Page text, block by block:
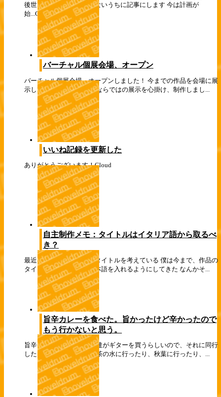
後世に伝えるべく、忘れないうちに記事にします 今は計画が
始...Cloud
バーチャル個展会場、オープン
バーチャル個展会場、オープンしました！ 今までの作品を会場に展
示しています メタバースならではの展示を心掛け、制作しまし...
いいね記録を更新した
ありがとうございます！Cloud
自主制作メモ：タイトルはイタリア語から取るべ
き？
最近、自主制作アニメのタイトルを考えている 僕は今まで、作品の
タイトルに可能な限り日本語を入れるようにしてきた なんかそ...
旨辛カレーを食べた。旨かったけど辛かったので
もう行かないと思う。
旨辛カレーを食べた、 友達がギターを買うらしいので、それに同行
した 横浜に行ったり、お茶の水に行ったり、秋葉に行ったり、...